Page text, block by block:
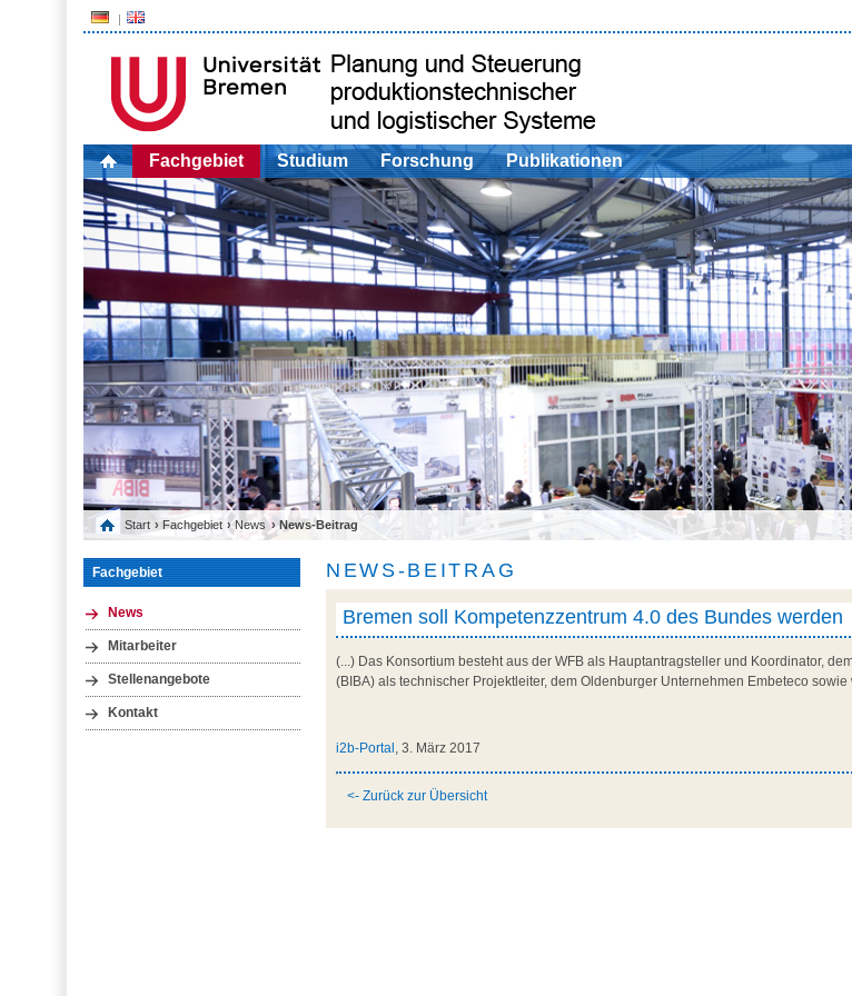
Fachgebiet Studium Forschung Publikationen
Start › Fachgebiet ›News › News-Beitrag
Fachgebiet
News
Mitarbeiter
Stellenangebote
Kontakt
NEWS-BEITRAG
Bremen soll Kompetenzzentrum 4.0 des Bundes werden
(...) Das Konsortium besteht aus der WFB als Hauptantragsteller und Koordinator,
(BIBA) als technischer Projektleiter, dem Oldenburger Unternehmen Embeteco
i2b-Portal , 3. März 2017
<- Zurück zur Übersicht